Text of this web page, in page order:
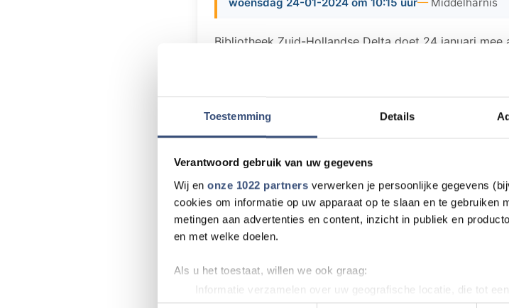
Toestemming Details
Verantwoord gebruik van uw gegevens
Wij en onze 1022 partners verwerken je persoonlijke gegevens
cookies om informatie op uw apparaat op te slaan en te gebruiken
metingen aan advertenties en content, inzicht in publiek en
en met welke doelen.
Als u het toestaat, willen we ook graag:
Informatie verzamelen over uw geografische locatie, die tot
woensdag 24-01-2024 om 10:15 uur Middelharnis
Bibliotheek Zuid-Hollandse Delta doet 24 januari
staat het prentenboek van het jaar in de
Miriam Bos. Deelnemers kunnen in de bibliotheek in
maar meld je wel aan via de website
of
Zuid-Hollandse Delta organiseert elke maand tal van
spreekuren en jeugdactiviteiten. Zie de website voor
Meer nieuws van Goeree-
Wielrenner overleden na onwelwording bij